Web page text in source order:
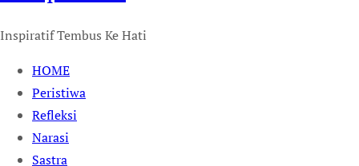
Inspiratif Tembus Ke Hati
HOME
Peristiwa
Refleksi
Narasi
Sastra